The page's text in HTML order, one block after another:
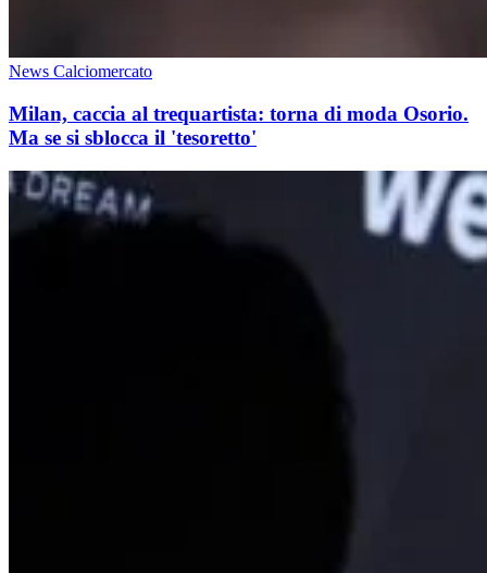
News Calciomercato
Milan, caccia al trequartista: torna di moda Osorio.
Ma se si sblocca il 'tesoretto'